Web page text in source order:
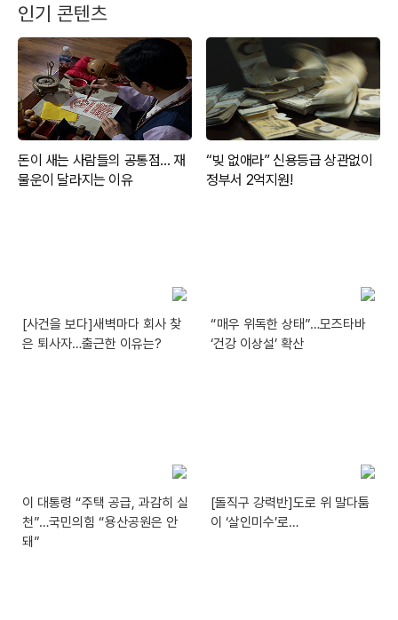
인기 콘텐츠
[사건을 보다]새벽마다 회사 찾
은 퇴사자…출근한 이유는?
“매우 위독한 상태”…모즈타바
‘건강 이상설’ 확산
이 대통령 “주택 공급, 과감히 실
천”…국민의힘 “용산공원은 안
돼”
[돌직구 강력반]도로 위 말다툼
이 ‘살인미수’로…